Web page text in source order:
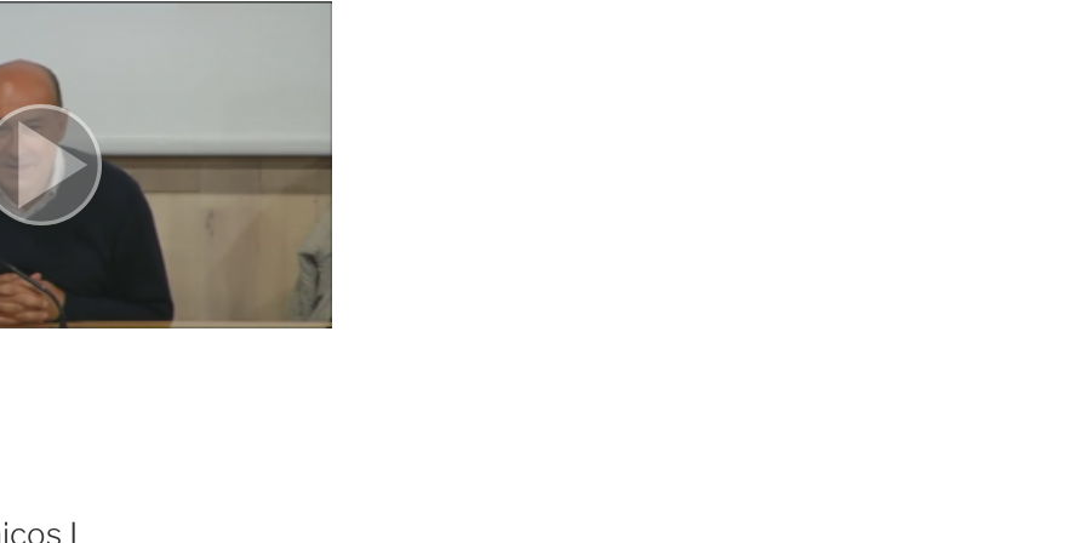
I